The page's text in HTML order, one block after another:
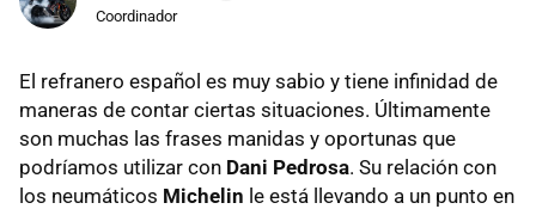
Coordinador
El refranero español es muy sabio y tiene infinidad de
maneras de contar ciertas situaciones. Últimamente
son muchas las frases manidas y oportunas que
podríamos utilizar con Dani Pedrosa. Su relación con
los neumáticos Michelin le está llevando a un punto en